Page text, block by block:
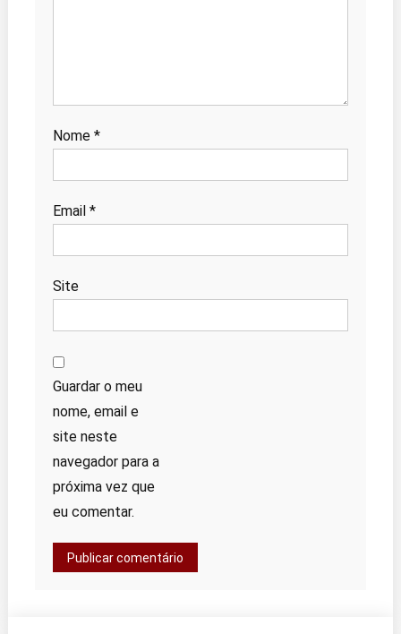
Nome *
Email *
Site
Guardar o meu
nome, email e
site neste
navegador para a
próxima vez que
eu comentar.